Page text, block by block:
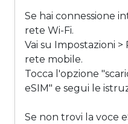
Se hai connessione
rete Wi-Fi.
Vai su Impostazioni
rete mobile.
Tocca l'opzione
eSIM" e segui le
Se non trovi la voce